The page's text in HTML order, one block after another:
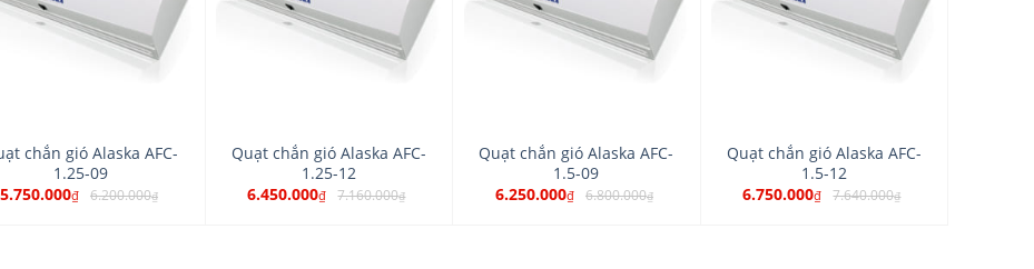
chắn gió Alaska AFC-
1.25-09
5.750.000₫ 6.200.000₫
Quạt chắn gió Alaska AFC-
1.25-12
6.450.000₫ 7.160.000₫
Quạt chắn gió Alaska AFC-
1.5-09
6.250.000₫ 6.800.000₫
Quạt chắn gió Alaska AFC-
1.5-12
6.750.000₫ 7.640.000₫